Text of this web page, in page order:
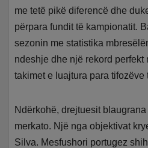
me tetë pikë diferencë dhe
përpara fundit të kampionatit.
sezonin me statistika
ndeshje dhe një rekord perfekt
takimet e luajtura para tifozëve
Ndërkohë, drejtuesit
merkato. Një nga objektivat
Silva. Mesfushori portugez